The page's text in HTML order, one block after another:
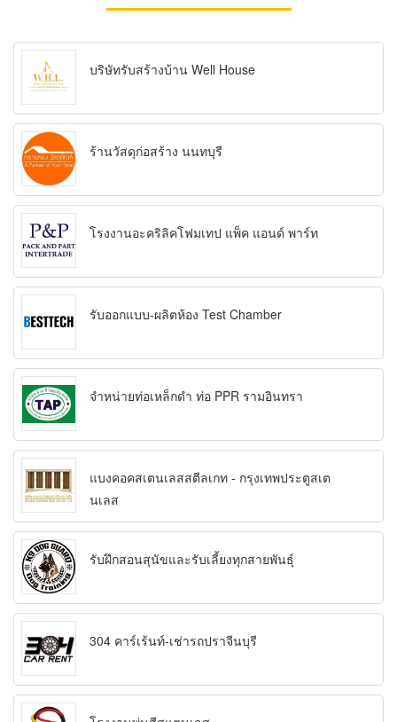
บริษัทรับสร้างบ้าน Well House
ร้านวัสดุก่อสร้าง นนทบุรี
โรงงานอะคริลิคโฟมเทป แพ็ค แอนด์ พาร์ท
รับออกแบบ-ผลิตห้อง Test Chamber
จำหน่ายท่อเหล็กดำ ท่อ PPR รามอินทรา
แบงคอคสเตนเลสสตีลเกท - กรุงเทพประตูสเต
นเลส
รับฝึกสอนสุนัขและรับเลี้ยงทุกสายพันธุ์
304 คาร์เร้นท์-เช่ารถปราจีนบุรี